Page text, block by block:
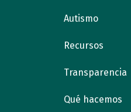
Autismo
Recursos
Transparencia
Qué hacemos